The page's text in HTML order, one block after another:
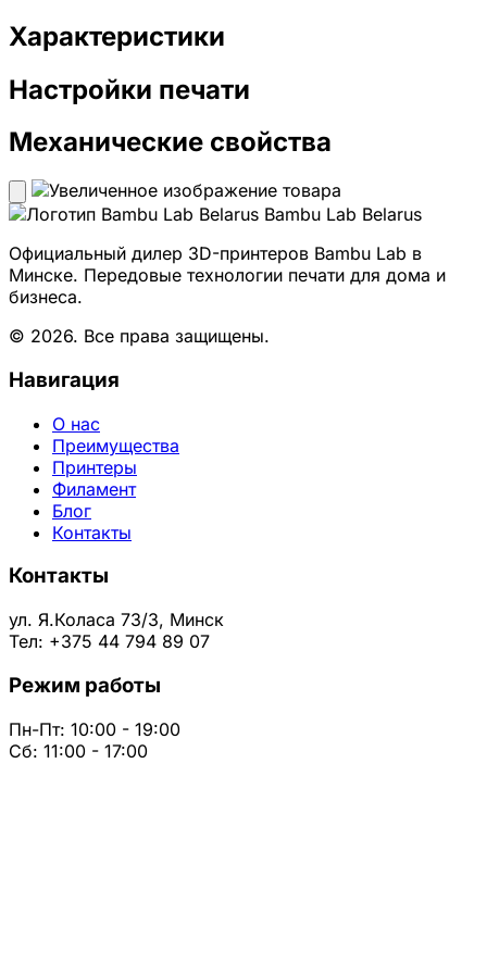
Характеристики
Настройки печати
Механические свойства
Bambu Lab Belarus
Официальный дилер 3D-принтеров Bambu Lab в
Минске. Передовые технологии печати для дома и
бизнеса.
© 2026. Все права защищены.
Навигация
О нас
Преимущества
Принтеры
Филамент
Блог
Контакты
Контакты
ул. Я.Коласа 73/3, Минск
Тел: +375 44 794 89 07
Режим работы
Пн-Пт: 10:00 - 19:00
Сб: 11:00 - 17:00